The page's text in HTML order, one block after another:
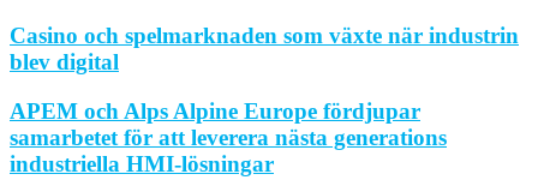
Casino och spelmarknaden som växte när industrin
blev digital
APEM och Alps Alpine Europe fördjupar
samarbetet för att leverera nästa generations
industriella HMI-lösningar